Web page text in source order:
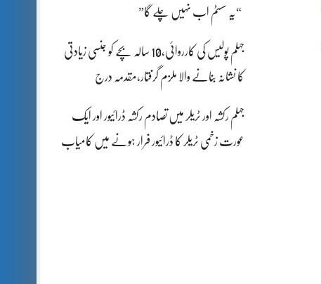
“یہ سسٹم اب نہیں چلے گا”
جہلم پولیس کی کارروائی،10 سالہ بچے کو جنسی زیادتی
کا نشانہ بنانے والا ملزم گرفتار،مقدمہ درج
جہلم رکشہ اور ٹریلر میں تصادم رکشہ ڈرائیور اور ایک
عورت زخمی ٹریلر کا ڈرائیور فرار ہونے میں کامیاب